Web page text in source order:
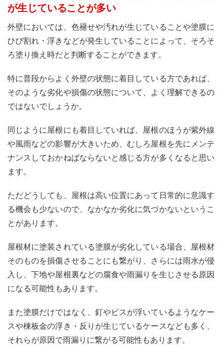
が生じていることが多い
外壁においては、色褪せや汚れが生じていることや塗膜に
ひび割れ・浮きなどが発生していることによって、そろそ
ろ塗り換え時だと判断することができます。
特に普段からよく外壁の状態に着目している方であれば、
そのような劣化や損傷の状態について、よく理解できるの
ではないでしょうか。
同じように屋根にも着目していれば、屋根のほうが紫外線
や風雨などの影響が大きいため、むしろ屋根を先にメンテ
ナンスしておかねばならないと感じる方が多くなると思い
ます。
ただどうしても、屋根は高い位置にあって日常的に意識す
る機会も少ないので、なかなか劣化に気づかないというこ
とがあります。
屋根材に塗装されている塗膜が劣化している場合、屋根材
そのものを損傷させることにも繋がり、さらには雨水が侵
入し、下地や屋根裏などの腐食や雨漏りを生じさせる原因
になる可能性もあります。
また塗膜だけではなく、釘やビスが浮いているようなケー
スや棟板金の浮き・反りが生じているケースなども多く、
それらが原因で雨漏りに繋がる可能性もあります。